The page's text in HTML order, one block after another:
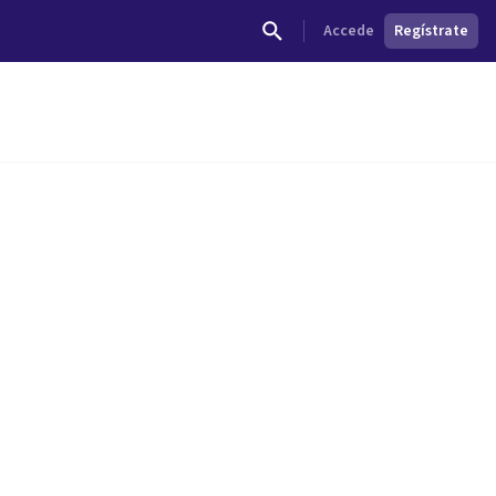
Accede Regístrate